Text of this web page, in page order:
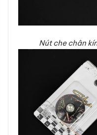
Nút che chân